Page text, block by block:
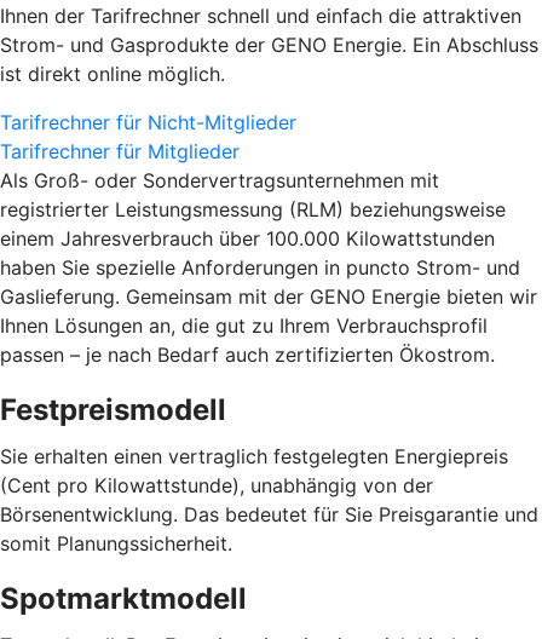
Ihnen der Tarifrechner schnell und einfach die attraktiven
Strom- und Gasprodukte der GENO Energie. Ein Abschluss
ist direkt online möglich.
Tarifrechner für Nicht-Mitglieder
Tarifrechner für Mitglieder
Als Groß- oder Sondervertragsunternehmen mit
registrierter Leistungsmessung (RLM) beziehungsweise
einem Jahresverbrauch über 100.000 Kilowattstunden
haben Sie spezielle Anforderungen in puncto Strom- und
Gaslieferung. Gemeinsam mit der GENO Energie bieten wir
Ihnen Lösungen an, die gut zu Ihrem Verbrauchsprofil
passen – je nach Bedarf auch zertifizierten Ökostrom.
Festpreismodell
Sie erhalten einen vertraglich festgelegten Energiepreis
(Cent pro Kilowattstunde), unabhängig von der
Börsenentwicklung. Das bedeutet für Sie Preisgarantie und
somit Planungssicherheit.
Spotmarktmodell